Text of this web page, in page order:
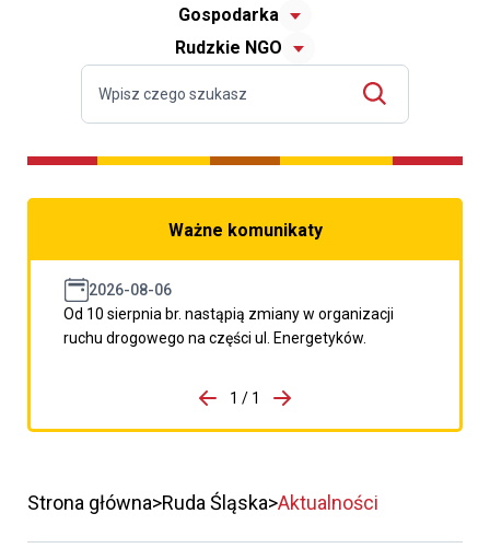
Gospodarka
Rudzkie NGO
Ważne komunikaty
2026-08-06
Od 10 sierpnia br. nastąpią zmiany w organizacji
ruchu drogowego na części ul. Energetyków.
porzpedniego komunikatu
1 / 1
Przejdź do następnego
Strona główna Ruda Śląska Aktualności